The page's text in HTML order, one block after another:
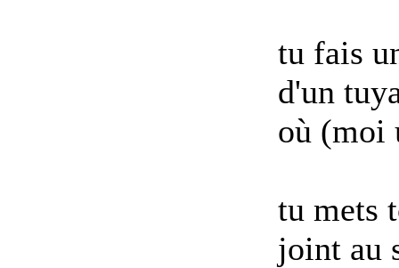
tu fais
d'un
où (moi
tu mets
joint au